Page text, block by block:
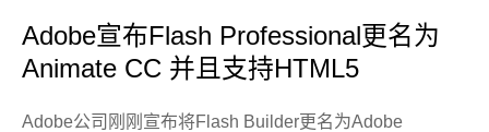
Adobe宣布Flash Professional更名为
Animate CC 并且支持HTML5
Adobe公司刚刚宣布将Flash Builder更名为Adobe